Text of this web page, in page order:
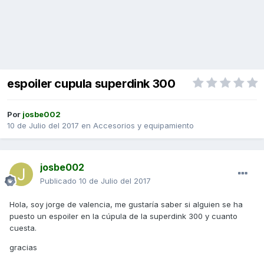
espoiler cupula superdink 300
Por josbe002
10 de Julio del 2017 en Accesorios y equipamiento
josbe002
Publicado 10 de Julio del 2017
Hola, soy jorge de valencia, me gustaría saber si alguien se ha
puesto un espoiler en la cúpula de la superdink 300 y cuanto
cuesta.
gracias